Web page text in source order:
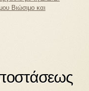
Βιώσιμο και